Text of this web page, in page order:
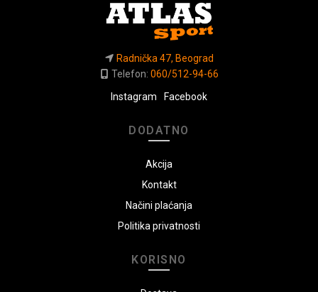
Radnička 47, Beograd
Telefon: 060/512-94-66
Instagram
Facebook
DODATNO
Akcija
Kontakt
Načini plaćanja
Politika privatnosti
KORISNO